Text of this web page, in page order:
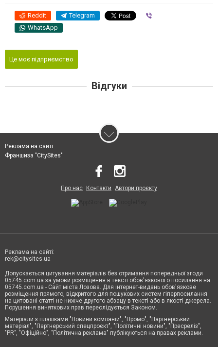
Reddit Telegram
WhatsApp
Це моє підприємство
Відгуки
Реклама на сайті
Франшиза "CitySites"
Про нас Контакти Автори проєкту
Реклама на сайті:
rek@citysites.ua
Допускається цитування матеріалів без отримання попередньої згоди
05745.com.ua за умови розміщення в тексті обов'язкового посилання на
05745.com.ua - Сайт міста Лозова. Для інтернет-видань обов'язкове
розміщення прямого, відкритого для пошукових систем гіперпосилання
на цитовані статті не нижче другого абзацу в тексті або в якості джерела.
Порушення виняткових прав переслідується Законом.
Матеріали з плашками "Новини компаній", "Промо", "Партнерський
матеріал", "Партнерський спецпроєкт", "Політичні новини", "Пресреліз",
"PR", "Офіційно", "Політична реклама" публікуються на правах реклами.